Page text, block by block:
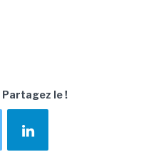
Partagez le !